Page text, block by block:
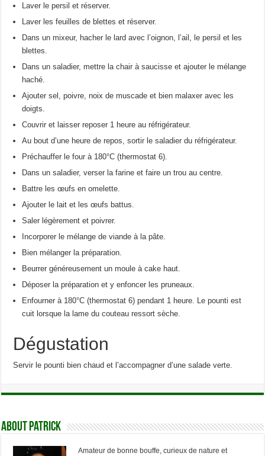
Laver le persil et réserver.
Laver les feuilles de blettes et réserver.
Dans un mixeur, hacher le lard avec l’oignon, l’ail, le persil et les
blettes.
Dans un saladier, mettre la chair à saucisse et ajouter le mélange
haché.
Ajouter sel, poivre, noix de muscade et bien malaxer avec les
doigts.
Couvrir et laisser reposer 1 heure au réfrigérateur.
Au bout d’une heure de repos, sortir le saladier du réfrigérateur.
Préchauffer le four à 180°C (thermostat 6).
Dans un saladier, verser la farine et faire un trou au centre.
Battre les œufs en omelette.
Ajouter le lait et les œufs battus.
Saler légèrement et poivrer.
Incorporer le mélange de viande à la pâte.
Bien mélanger la préparation.
Beurrer généreusement un moule à cake haut.
Déposer la préparation et y enfoncer les pruneaux.
Enfourner à 180°C (thermostat 6) pendant 1 heure. Le pounti est
cuit lorsque la lame du couteau ressort sèche.
Dégustation
Servir le pounti bien chaud et l’accompagner d’une salade verte.
About Patrick
Amateur de bonne bouffe, curieux de nature et